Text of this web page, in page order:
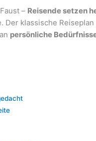
– Reisende setzen
Der klassische
persönliche